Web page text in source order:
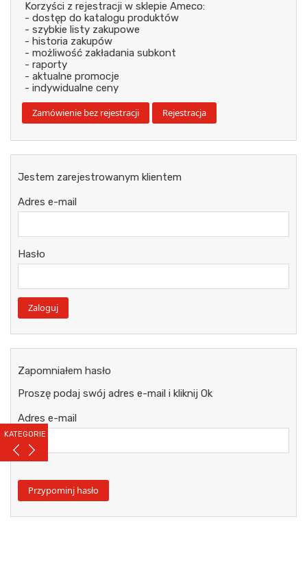
KATEGORIE
Korzyści z rejestracji w sklepie Ameco:
- dostęp do katalogu produktów
- szybkie listy zakupowe
- historia zakupów
- możliwość zakładania subkont
- raporty
- aktualne promocje
- indywidualne ceny
Jestem zarejestrowanym klientem
Adres e-mail
Hasło
Zapomniałem hasło
Proszę podaj swój adres e-mail i kliknij Ok
Adres e-mail